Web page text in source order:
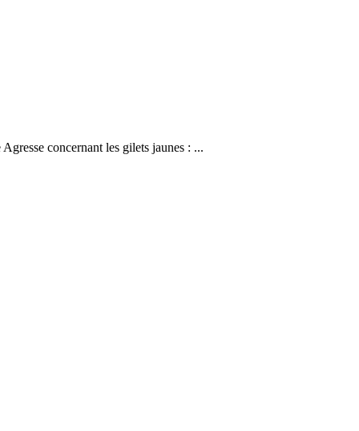
concernant les gilets jaunes : ...